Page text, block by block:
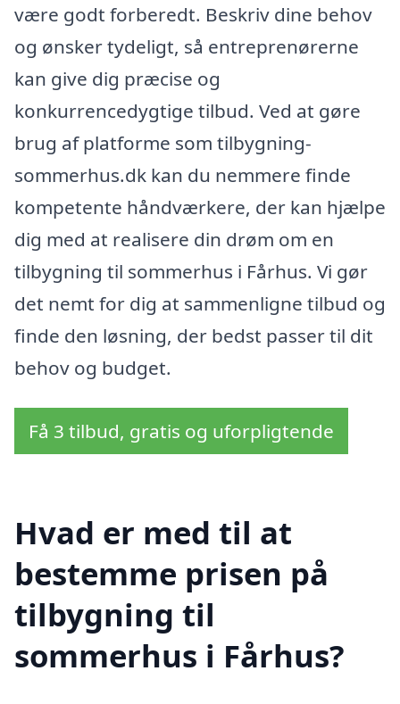
være godt forberedt. Beskriv dine behov
og ønsker tydeligt, så entreprenørerne
kan give dig præcise og
konkurrencedygtige tilbud. Ved at gøre
brug af platforme som tilbygning-
sommerhus.dk kan du nemmere finde
kompetente håndværkere, der kan hjælpe
dig med at realisere din drøm om en
tilbygning til sommerhus i Fårhus. Vi gør
det nemt for dig at sammenligne tilbud og
finde den løsning, der bedst passer til dit
behov og budget.
Få 3 tilbud, gratis og uforpligtende
Hvad er med til at
bestemme prisen på
tilbygning til
sommerhus i Fårhus?